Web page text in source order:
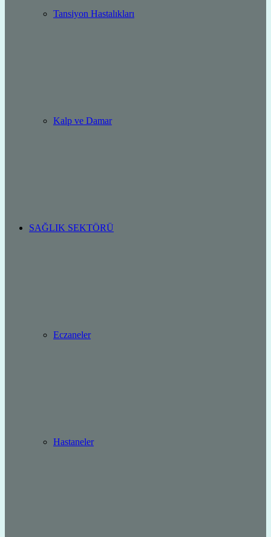
Tansiyon Hastalıkları
Kalp ve Damar
SAĞLIK SEKTÖRÜ
Eczaneler
Hastaneler